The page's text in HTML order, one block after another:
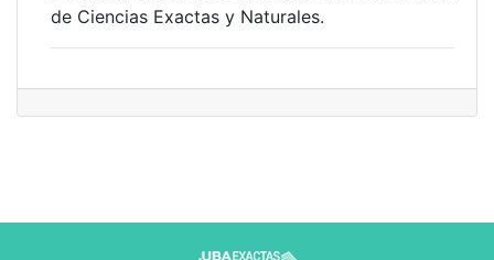
de Ciencias Exactas y Naturales.